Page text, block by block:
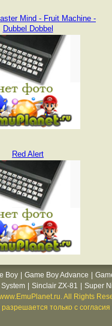
Mind - Fruit Machine -
Dubbel Dobbel
Red Alert
Boy Game Boy Advance
Sinclair ZX-81 Super
All Rights
только с